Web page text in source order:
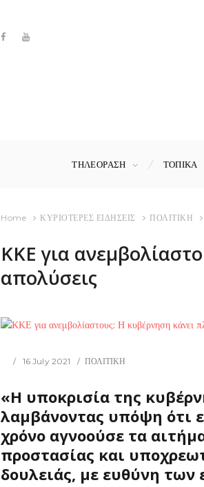
ΤΗΛΕΟΡΑΣΗ ΤΟΠΙΚΑ
Home ΚΥΡΙΟΤΕΡΕΣ ΕΙΔΗΣΕΙΣ ΠΟΛΙΤΙΚΗ
ΚΚΕ για
απολύσεις
16 July 2021 ΠΟΛΙΤΙΚΗ
«Η υποκρισία της
λαμβάνοντας υπόψη ότι
χρόνο αγνοούσε τα
προστασίας και
δουλειάς, με ευθύνη των